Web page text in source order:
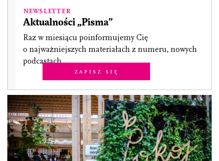
Newsletter
Aktualności „Pisma”
Raz w miesiącu poinformujemy Cię
o najważniejszych materiałach z numeru, nowych
podcastach.
Zapisz się